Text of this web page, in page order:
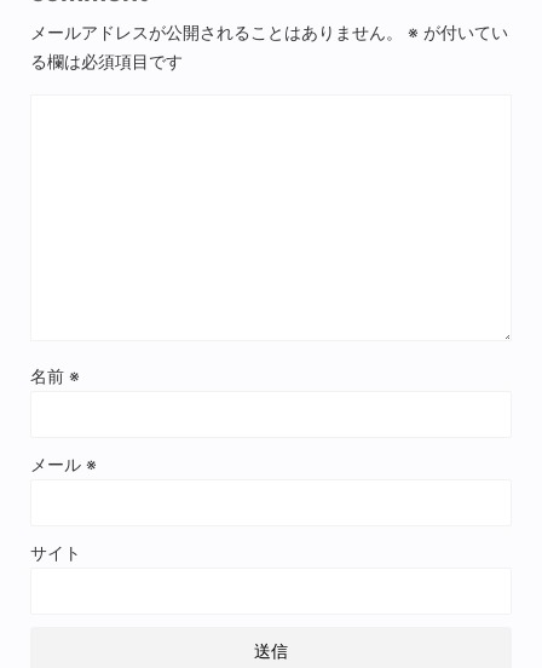
メールアドレスが公開されることはありません。 ※ が付いてい
る欄は必須項目です
名前 ※
メール ※
サイト